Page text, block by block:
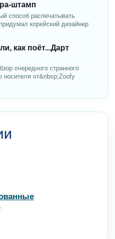
штамп
способ распечатывать
корейский дизайнер
как поёт...Дарт
очередного странного
носителя от&nbsp;Zoofy